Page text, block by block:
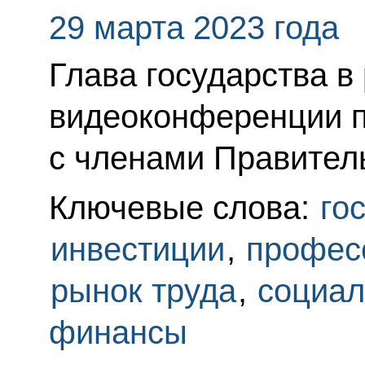
29 марта 2023 года
Глава государства
видеоконференции
с членами
Ключевые слова:
инвестиции,
рынок труда,
финансы